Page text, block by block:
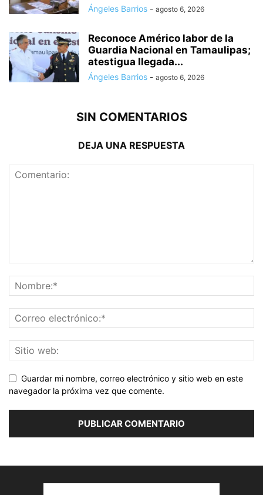
Ángeles Barrios - agosto 6, 2026
Reconoce Américo labor de la
Guardia Nacional en Tamaulipas;
atestigua llegada...
Ángeles Barrios - agosto 6, 2026
SIN COMENTARIOS
DEJA UNA RESPUESTA
Guardar mi nombre, correo electrónico y sitio web en este
navegador la próxima vez que comente.